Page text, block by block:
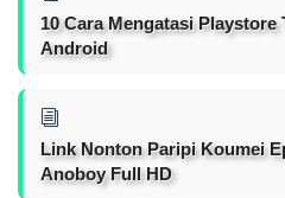
10 Cara Mengatasi
Android
Link Nonton Paripi Koumei
Anoboy Full HD